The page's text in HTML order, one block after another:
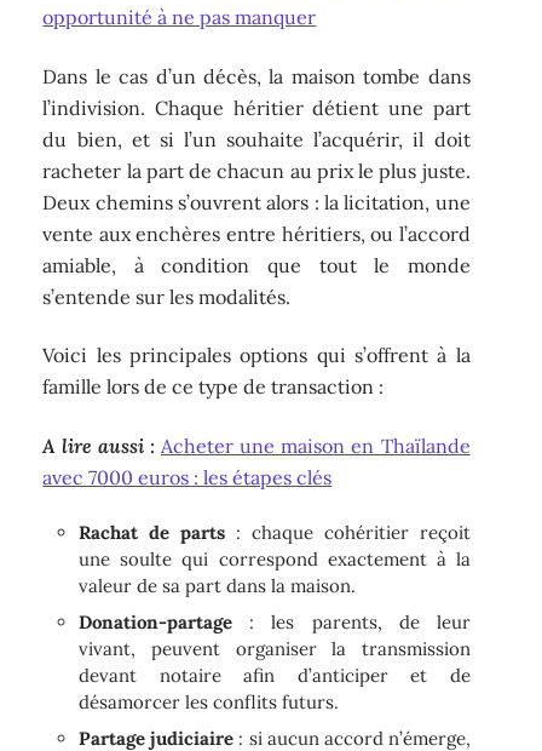
opportunité à ne pas manquer
Dans le cas d’un décès, la maison tombe dans
l’indivision. Chaque héritier détient une part
du bien, et si l’un souhaite l’acquérir, il doit
racheter la part de chacun au prix le plus juste.
Deux chemins s’ouvrent alors : la licitation, une
vente aux enchères entre héritiers, ou l’accord
amiable, à condition que tout le monde
s’entende sur les modalités.
Voici les principales options qui s’offrent à la
famille lors de ce type de transaction :
A lire aussi : Acheter une maison en Thaïlande
avec 7000 euros : les étapes clés
Rachat de parts : chaque cohéritier reçoit
une soulte qui correspond exactement à la
valeur de sa part dans la maison.
Donation-partage : les parents, de leur
vivant, peuvent organiser la transmission
devant notaire afin d’anticiper et de
désamorcer les conflits futurs.
Partage judiciaire : si aucun accord n’émerge,